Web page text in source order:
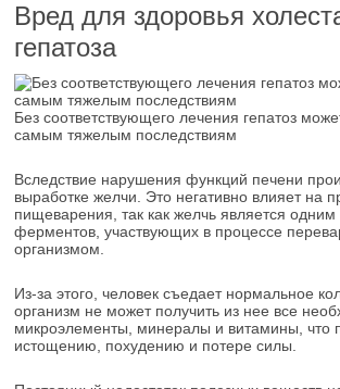
Вред для здоровья
гепатоза
Без соответствующего лечения гепатоз
самым тяжелым последствиям
Вследствие нарушения функций печени
выработке желчи. Это негативно влияет на
пищеварения, так как желчь является
ферментов, участвующих в процессе
организмом.
Из-за этого, человек съедает нормальное
организм не может получить из нее все
микроэлементы, минералы и витамины, что
истощению, похудению и потере силы.